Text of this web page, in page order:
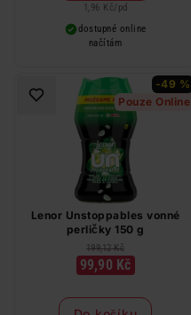
1,96 Kč/ pd
dostupné online
načítám
-49 %
Pouze Online
Lenor Unstoppables vonné
perličky 150 g
199,12 Kč
99,90 Kč